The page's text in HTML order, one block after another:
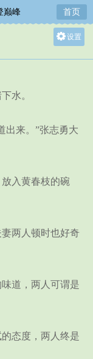
巅峰 首页
设置
水。
来。”张志勇大
入黄春枝的碗
两人顿时也好奇
道，两人可谓是
态度，两人终是